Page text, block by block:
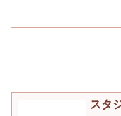
スタ